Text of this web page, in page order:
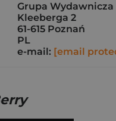
Grupa Wydawnicza
Kleeberga 2
61-615 Poznań
PL
e-mail: [email